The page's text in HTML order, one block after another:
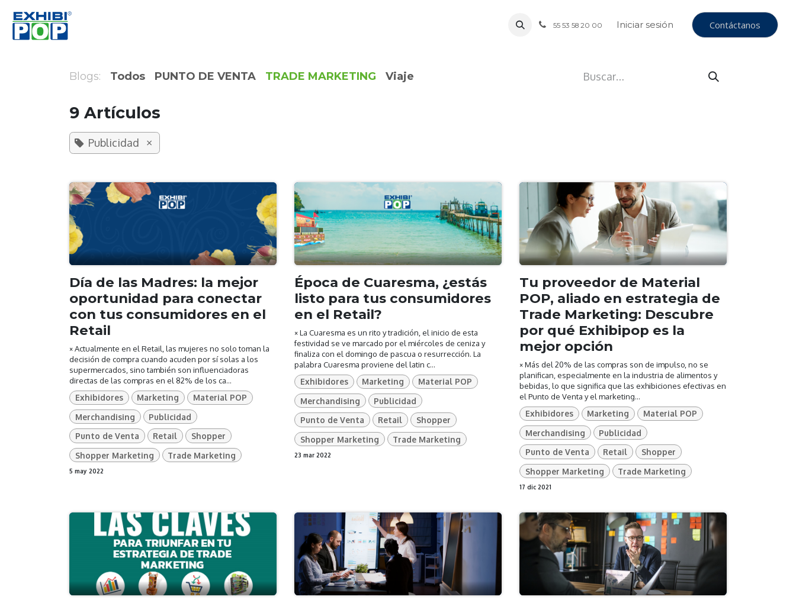
55 53 58 20 00 Iniciar sesión Contáctanos
Blogs: Todos PUNTO DE VENTA TRADE MARKETING Viaje
9 Artículos
Publicidad ×
Día de las Madres: la mejor
oportunidad para conectar
con tus consumidores en el
Retail
× Actualmente en el Retail, las mujeres no solo toman la
decisión de compra cuando acuden por sí solas a los
supermercados, sino también son influenciadoras
directas de las compras en el 82% de los ca...
Exhibidores Marketing
Material POP
Merchandising
Publicidad
Punto de Venta
Retail
Shopper
Shopper Marketing
Trade Marketing
5 may 2022
Época de Cuaresma, ¿estás
listo para tus consumidores
en el Retail?
× La Cuaresma es un rito y tradición, el inicio de esta
festividad se ve marcado por el miércoles de ceniza y
finaliza con el domingo de pascua o resurrección. La
palabra Cuaresma proviene del latin c...
Exhibidores Marketing
Material POP
Merchandising
Publicidad
Punto de Venta
Retail
Shopper
Shopper Marketing
Trade Marketing
23 mar 2022
Tu proveedor de Material
POP, aliado en estrategia de
Trade Marketing: Descubre
por qué Exhibipop es la
mejor opción
× Más del 20% de las compras son de impulso, no se
planifican, especialmente en la industria de alimentos y
bebidas, lo que significa que las exhibiciones efectivas en
el Punto de Venta y el marketing...
Exhibidores Marketing
Material POP
Merchandising
Publicidad
Punto de Venta
Retail
Shopper
Shopper Marketing
Trade Marketing
17 dic 2021